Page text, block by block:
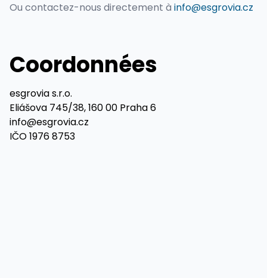
Ou contactez-nous directement à info@esgrovia.cz
Coordonnées
esgrovia s.r.o.
Eliášova 745/38, 160 00 Praha 6
info@esgrovia.cz
IČO 1976 8753